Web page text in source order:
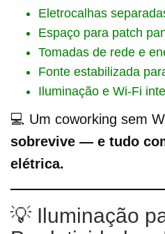
Eletrocalhas
Espaço para patch
Tomadas de rede e
Fonte estabilizada
Iluminação e Wi-Fi
💻 Um coworking sem
sobrevive — e tudo
elétrica.
💡 Iluminação